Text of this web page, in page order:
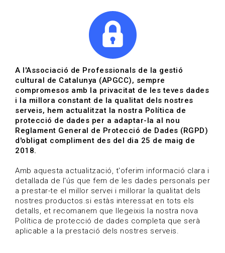
Actualitza't
Vols estar al dia?
HOME / BLOG
Estigues al dia
Convocatòries, activitats i notícies del sector de la
cultura.
A l'Associació de Professionals de la gestió
cultural de Catalunya (APGCC), sempre
compromesos amb la privacitat de les teves dades
i la millora constant de la qualitat dels nostres
serveis, hem actualitzat la nostra Política de
protecció de dades per a adaptar-la al nou
Reglament General de Protecció de Dades (RGPD)
d'obligat compliment des del dia 25 de maig de
2018.
Amb aquesta actualització, t'oferim informació clara i
detallada de l'ús que fem de les dades personals per
a prestar-te el millor servei i millorar la qualitat dels
nostres productos.si estàs interessat en tots els
detalls, et recomanem que llegeixis la nostra nova
Política de protecció de dades completa que serà
aplicable a la prestació dels nostres serveis.